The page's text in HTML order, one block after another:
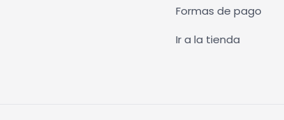
Formas de pago
Ir a la tienda